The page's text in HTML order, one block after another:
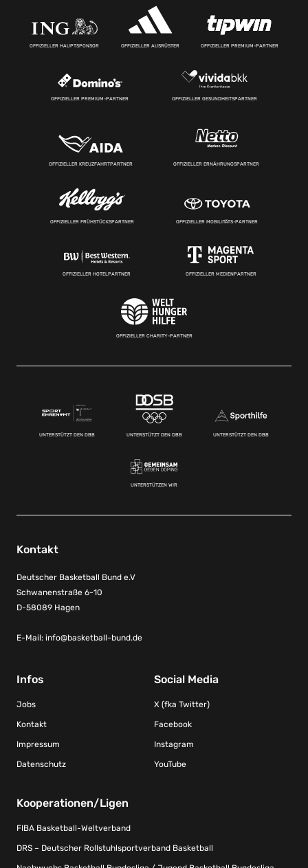
OFFIZIELLER HAUPTSPONSOR OFFIZIELLER AUSRÜSTER OFFIZIELLER PREMIUM-PARTNER
OFFIZIELLER PREMIUM-PARTNER OFFIZIELLER GESUNDHEITSPARTNER
OFFIZIELLER KREUZFAHRTPARTNER OFFIZIELLER ERNÄHRUNGSPARTNER
OFFIZIELLER FRÜHSTÜCKSPARTNER OFFIZIELLER MOBILITÄTS-PARTNER
OFFIZIELLER HOTELPARTNER OFFIZIELLER MEDIENPARTNER
OFFIZIELLER CHARITY-PARTNER
UNTERSTÜTZT DEN DBB UNTERSTÜTZT DEN DBB UNTERSTÜTZT DEN DBB
UNTERSTÜTZEN WIR
Kontakt
Deutscher Basketball Bund e.V
Schwanenstraße 6-10
D-58089 Hagen
E-Mail: info@basketball-bund.de
Infos
Jobs
Kontakt
Impressum
Datenschutz
Social Media
X (fka Twitter)
Facebook
Instagram
YouTube
Kooperationen/Ligen
FIBA Basketball-Weltverband
DRS – Deutscher Rollstuhlsportverband Basketball